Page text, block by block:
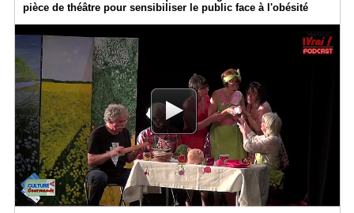
pièce de théâtre pour sensibiliser le public face à l'obésité